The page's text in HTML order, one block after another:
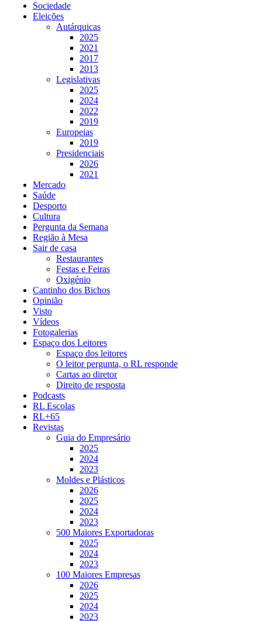
Sociedade
Eleições
Autárquicas
2025
2021
2017
2013
Legislativas
2025
2024
2022
2019
Europeias
2019
Presidenciais
2026
2021
Mercado
Saúde
Desporto
Cultura
Pergunta da Semana
Região à Mesa
Sair de casa
Restaurantes
Festas e Feiras
Oxigénio
Cantinho dos Bichos
Opinião
Visto
Vídeos
Fotogalerias
Espaço dos Leitores
Espaço dos leitores
O leitor pergunta, o RL responde
Cartas ao diretor
Direito de resposta
Podcasts
RL Escolas
RL+65
Revistas
Guia do Empresário
2025
2024
2023
Moldes e Plásticos
2026
2025
2024
2023
500 Maiores Exportadoras
2025
2024
2023
100 Maiores Empresas
2026
2025
2024
2023